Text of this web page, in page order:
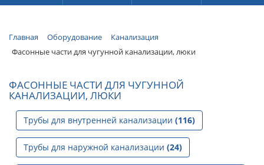
Главная Оборудование
Канализация
Фасонные части для чугунной канализации, люки
ФАСОННЫЕ ЧАСТИ ДЛЯ ЧУГУННОЙ
КАНАЛИЗАЦИИ, ЛЮКИ
Трубы для внутренней канализации (116)
Трубы для наружной канализации (24)